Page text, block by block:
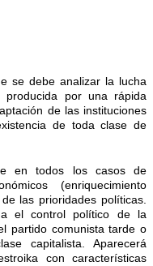
se debe analizar la lucha
producida por una rápida
de las instituciones
de toda clase de
en todos los casos de
(enriquecimiento
las prioridades políticas.
el control político de la
partido comunista tarde o
capitalista. Aparecerá
con características